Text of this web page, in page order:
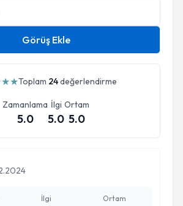
Görüş Ekle
★★Toplam 24değerlendirme
Zamanlama
5.0
İlgi
5.0
Ortam
5.0
İlgi Ortam